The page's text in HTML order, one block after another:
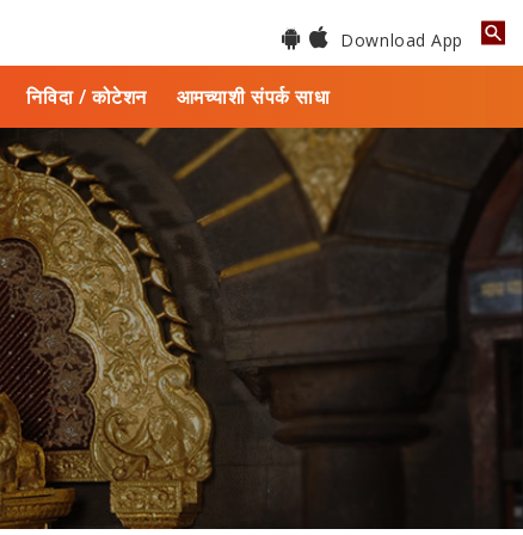
Download App
निविदा / कोटेशन आमच्याशी संपर्क साधा